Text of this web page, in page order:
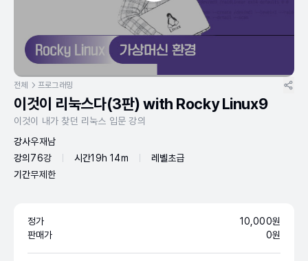
전체 프로그래밍
이것이 리눅스다(3판) with Rocky Linux9
이것이 내가 찾던 리눅스 입문 강의
강사우재남
강의 76강 시간19h 14m 레벨초급
기간무제한
정가 10,000원
판매가
0원